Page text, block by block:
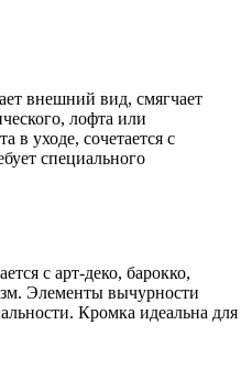
внешний вид, смягчает
лофта или
в уходе, сочетается с
специального
с арт-деко, барокко,
Элементы вычурности
Кромка идеальна для